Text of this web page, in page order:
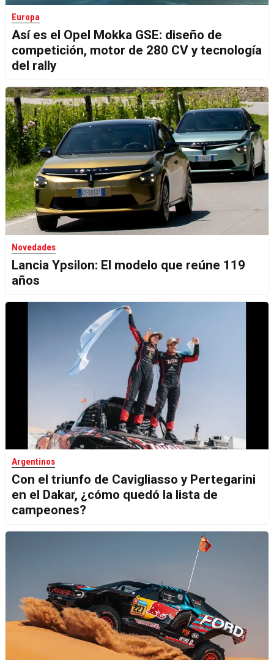
Europa
Así es el Opel Mokka GSE: diseño de
competición, motor de 280 CV y tecnología
del rally
Novedades
Lancia Ypsilon: El modelo que reúne 119
años
Argentinos
Con el triunfo de Cavigliasso y Pertegarini
en el Dakar, ¿cómo quedó la lista de
campeones?